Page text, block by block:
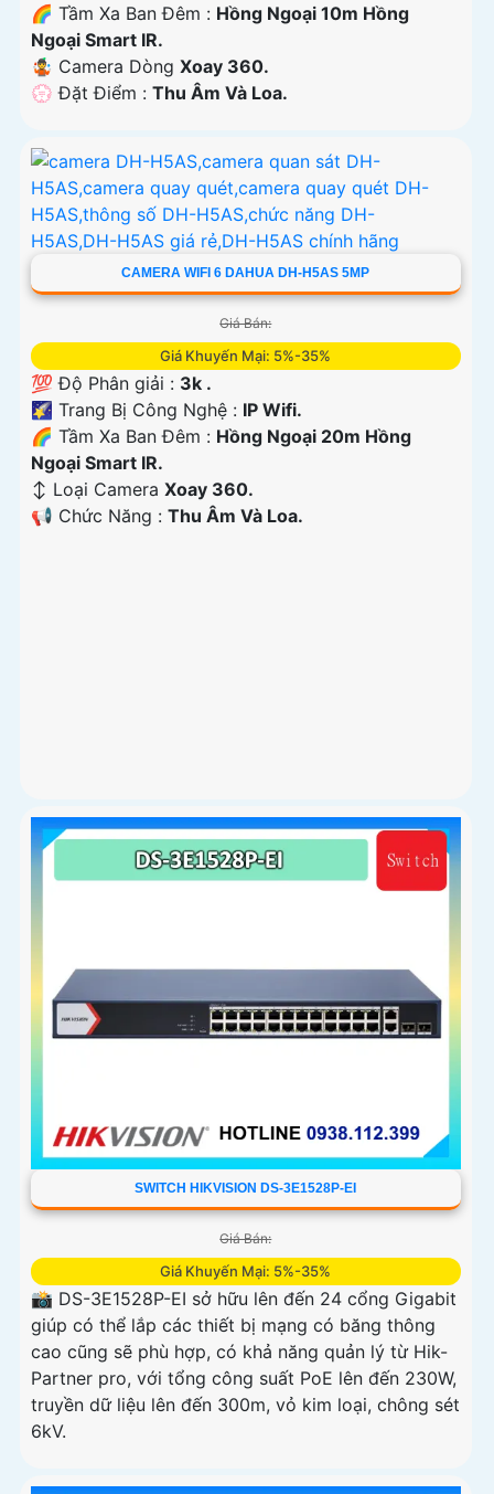
🌈 Tầm Xa Ban Đêm : Hồng Ngoại 10m Hồng
Ngoại Smart IR.
🤹 Camera Dòng Xoay 360.
️💮 Đặt Điểm : Thu Âm Và Loa.
CAMERA WIFI 6 DAHUA DH-H5AS 5MP
Giá Bán:
Giá Khuyến Mại: 5%-35%
💯 Độ Phân giải : 3k .
🌠 Trang Bị Công Nghệ : IP Wifi.
🌈 Tầm Xa Ban Đêm : Hồng Ngoại 20m Hồng
Ngoại Smart IR.
↕️ Loại Camera Xoay 360.
️📢 Chức Năng : Thu Âm Và Loa.
SWITCH HIKVISION DS-3E1528P-EI
Giá Bán:
Giá Khuyến Mại: 5%-35%
📸 DS-3E1528P-EI sở hữu lên đến 24 cổng Gigabit
giúp có thể lắp các thiết bị mạng có băng thông
cao cũng sẽ phù hợp, có khả năng quản lý từ Hik-
Partner pro, với tổng công suất PoE lên đến 230W,
truyền dữ liệu lên đến 300m, vỏ kim loại, chông sét
6kV.